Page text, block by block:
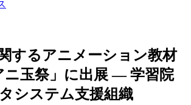
するアニメーション教材
ニ玉祭」に出展 — 学習院
システム支援組織